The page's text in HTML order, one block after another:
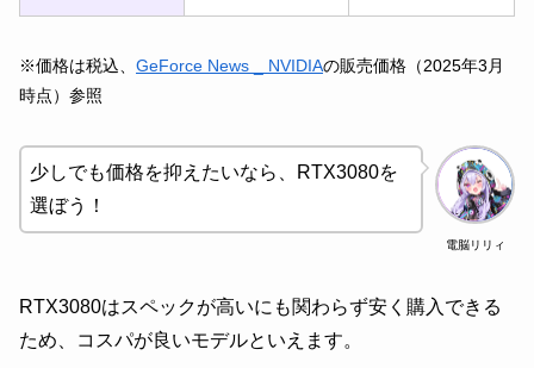
※価格は税込、 GeForce News _ NVIDIAの販売価格（2025年3月
時点）参照
電脳リリィ
少しでも価格を抑えたいなら、RTX3080を
選ぼう！
RTX3080はスペックが高いにも関わらず安く購入できる
ため、コスパが良いモデルといえます。